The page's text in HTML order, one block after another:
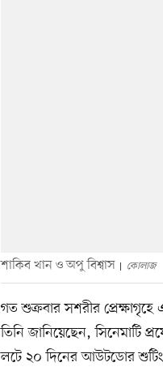
শাকিব খান ও অপু বিশ্বাস কোলাজ
গত শুক্রবার সশরীর
তিনি জানিয়েছেন, সিনেমাটি
লটে ২০ দিনের আউটডোর শুটিং